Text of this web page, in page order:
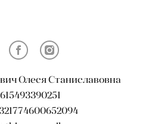
Олеся Станиславовна